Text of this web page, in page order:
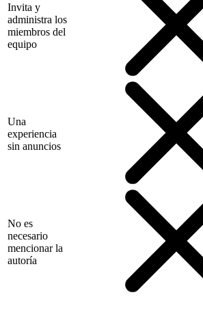
Invita y
administra los
miembros del
equipo
Una
experiencia
sin anuncios
No es
necesario
mencionar la
autoría